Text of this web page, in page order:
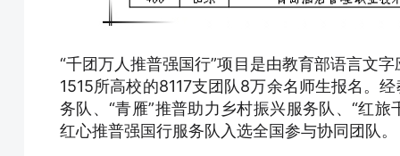
“千团万人推普强国行”项目是由教育部语言文
1515所高校的8117支团队8万余名师生报名。
务队、“青雁”推普助力乡村振兴服务队、“红
红心推普强国行服务队入选全国参与协同团队。